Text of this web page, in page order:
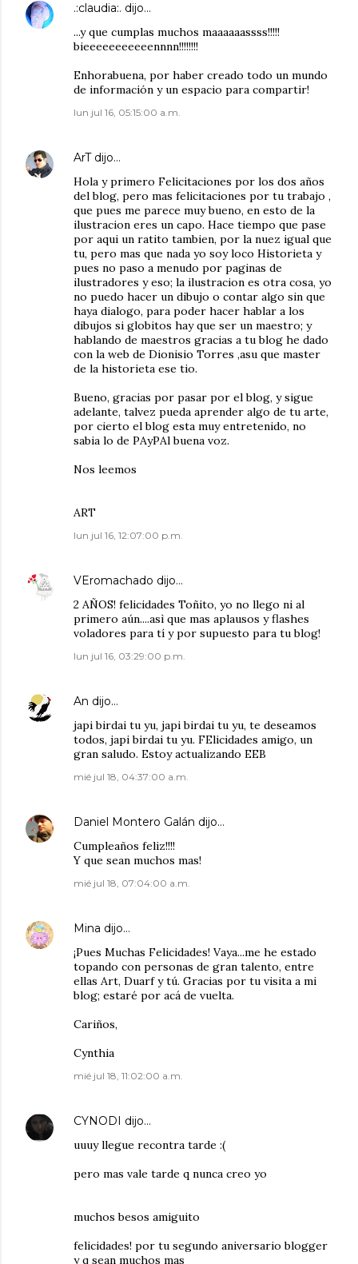
.:claudia:. dijo…
...y que cumplas muchos maaaaaassss!!!!!
bieeeeeeeeeeennnn!!!!!!!!
Enhorabuena, por haber creado todo un mundo
de información y un espacio para compartir!
lun jul 16, 05:15:00 a.m.
ArTdijo…
Hola y primero Felicitaciones por los dos años
del blog, pero mas felicitaciones por tu trabajo ,
que pues me parece muy bueno, en esto de la
ilustracion eres un capo. Hace tiempo que pase
por aqui un ratito tambien, por la nuez igual que
tu, pero mas que nada yo soy loco Historieta y
pues no paso a menudo por paginas de
ilustradores y eso; la ilustracion es otra cosa, yo
no puedo hacer un dibujo o contar algo sin que
haya dialogo, para poder hacer hablar a los
dibujos si globitos hay que ser un maestro; y
hablando de maestros gracias a tu blog he dado
con la web de Dionisio Torres ,asu que master
de la historieta ese tio.
Bueno, gracias por pasar por el blog, y sigue
adelante, talvez pueda aprender algo de tu arte,
por cierto el blog esta muy entretenido, no
sabia lo de PAyPAl buena voz.
Nos leemos
ART
lun jul 16, 12:07:00 p.m.
VEromachado dijo…
2 AÑOS! felicidades Toñito, yo no llego ni al
primero aún....asì que mas aplausos y flashes
voladores para tí y por supuesto para tu blog!
lun jul 16, 03:29:00 p.m.
An dijo…
japi birdai tu yu, japi birdai tu yu, te deseamos
todos, japi birdai tu yu. FElicidades amigo, un
gran saludo. Estoy actualizando EEB
mié jul 18, 04:37:00 a.m.
Daniel Montero Galán dijo…
Cumpleaños feliz!!!!
Y que sean muchos mas!
mié jul 18, 07:04:00 a.m.
Mina dijo…
¡Pues Muchas Felicidades! Vaya...me he estado
topando con personas de gran talento, entre
ellas Art, Duarf y tú. Gracias por tu visita a mi
blog; estaré por acá de vuelta.
Cariños,
Cynthia
mié jul 18, 11:02:00 a.m.
CYNODI dijo…
uuuy llegue recontra tarde :(
pero mas vale tarde q nunca creo yo
muchos besos amiguito
felicidades! por tu segundo aniversario blogger
y q sean muchos mas